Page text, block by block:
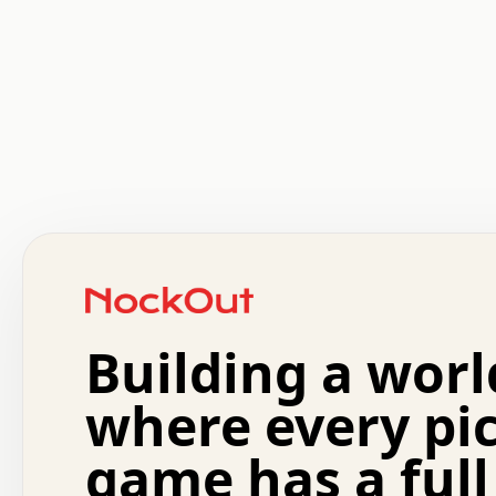
.   +   .   .   o   .   .   .   .   .   .   :   .
.   .   .   o   .   .   .   .   .   .   .   .   x   .
.   .   .   .   +   .   .   .   .   .   .   .   +
.   :   .   .   .   .   .   .   .   .   o   .   .
.   .   .   x   .   .   .   .   .   .   :   .   .   o
.   .   .   .   :   .   .   .   .   o   .   .   .
+   .   .   :   .   .   .   .   .   .   .   .   .
.   .   .   .   .   .   .   :   .   .   .   .   .
Building a
where every
game has a full